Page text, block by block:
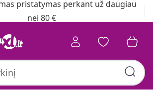
pristatymas perkant už daugiau
nei 80 €